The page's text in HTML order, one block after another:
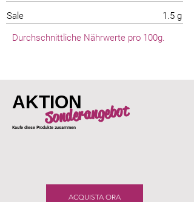
Sale
1.5 g
Durchschnittliche Nährwerte pro 100g.
AKTION
Sonderangebot
Kaufe diese Produkte zusammen
ACQUISTA ORA